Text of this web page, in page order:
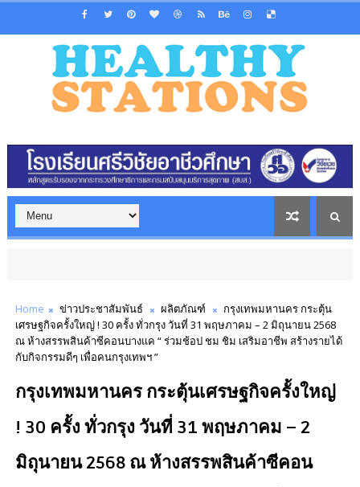
Home ข่าวประชาสัมพันธ์ ผลิตภัณฑ์
กรุงเทพมหานคร กระตุ้น
เศรษฐกิจครั้งใหญ่ ! 30 ครั้ง ทั่วกรุง วันที่ 31 พฤษภาคม – 2 มิถุนายน 2568
ณ ห้างสรรพสินค้าซีคอนบางแค “ ร่วมช้อป ชม ชิม เสริมอาชีพ สร้างรายได้
กับกิจกรรมดีๆ เพื่อคนกรุงเทพฯ ”
กรุงเทพมหานคร กระตุ้นเศรษฐกิจครั้งใหญ่
! 30 ครั้ง ทั่วกรุง วันที่ 31 พฤษภาคม – 2
มิถุนายน 2568 ณ ห้างสรรพสินค้าซีคอน